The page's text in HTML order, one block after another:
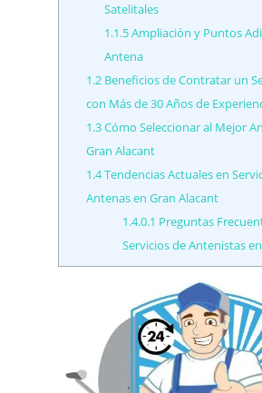
Satelitales
1.1.5Ampliación y Puntos
Antena
1.2 Beneficios de Contratar un
con Más de 30 Años de
1.3Cómo Seleccionar al Mejor
Gran Alacant
1.4Tendencias Actuales en
Antenas en Gran Alacant
1.4.0.1 Preguntas
Servicios de Antenistas